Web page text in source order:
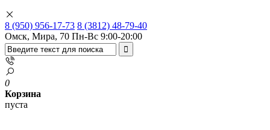
8 (950) 956-17-73 8 (3812) 48-79-40
Омск, Мира, 70 Пн-Вс 9:00-20:00
0
Корзина
пуста